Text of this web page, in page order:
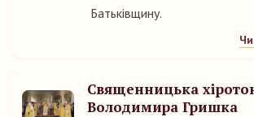
Батьківщину.
Священницька
Володимира Гришка